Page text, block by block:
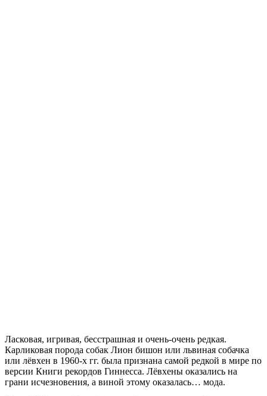
Ласковая, игривая, бесстрашная и очень-очень редкая.
Карликовая порода собак Лион бишон или львиная собачка
или лёвхен в 1960-х гг. была признана самой редкой в мире по
версии Книги рекордов Гиннесса. Лёвхены оказались на
грани исчезновения, а виной этому оказалась… мода.